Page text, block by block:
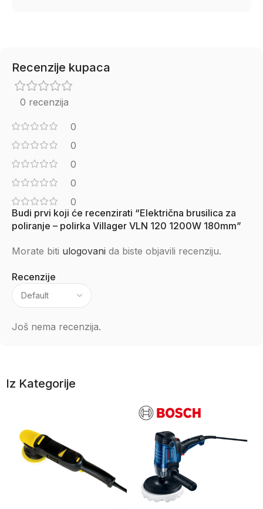
Recenzije kupaca
0 recenzija
0
0
0
0
0
Recenzije
Još nema recenzija.
Budi prvi koji će recenzirati “Električna brusilica za
poliranje – polirka Villager VLN 120 1200W 180mm”
Morate biti ulogovani da biste objavili recenziju.
Iz Kategorije